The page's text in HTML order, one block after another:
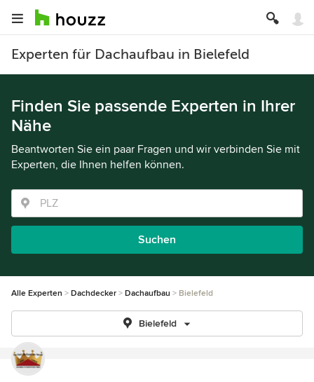
Experten für Dachaufbau in Bielefeld
Finden Sie passende Experten in Ihrer
Nähe
Beantworten Sie ein paar Fragen und wir verbinden Sie mit
Experten, die Ihnen helfen können.
Suchen
Alle Experten Dachdecker Dachaufbau Bielefeld
Bielefeld